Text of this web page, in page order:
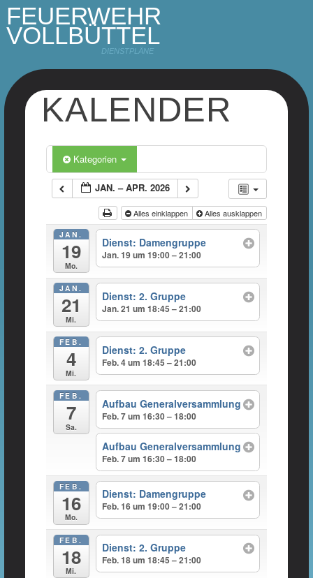
FEUERWEHR
VOLLBÜTTEL
DIENSTPLÄNE
KALENDER
Kategorien
JAN. – APR. 2026
Alles einklappen Alles ausklappen
JAN.
19
Mo.
Dienst: Damengruppe
Jan. 19 um 19:00 – 21:00
JAN.
21
Mi.
Dienst: 2. Gruppe
Jan. 21 um 18:45 – 21:00
FEB.
4
Mi.
Dienst: 2. Gruppe
Feb. 4 um 18:45 – 21:00
FEB.
7
Sa.
Aufbau Generalversammlung
Feb. 7 um 16:30 – 18:00
Aufbau Generalversammlung
Feb. 7 um 16:30 – 18:00
FEB.
16
Mo.
Dienst: Damengruppe
Feb. 16 um 19:00 – 21:00
FEB.
18
Mi.
Dienst: 2. Gruppe
Feb. 18 um 18:45 – 21:00